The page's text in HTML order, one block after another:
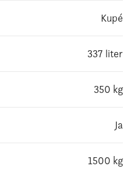
Kupé
337 liter
350 kg
Ja
1500 kg